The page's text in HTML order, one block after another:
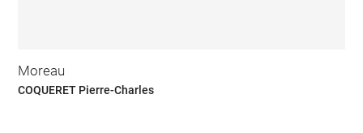
Moreau
COQUERET Pierre-Charles